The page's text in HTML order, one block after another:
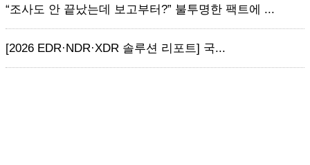
“조사도 안 끝났는데 보고부터?” 불투명한 팩트에 ...
[2026 EDR·NDR·XDR 솔루션 리포트] 국...